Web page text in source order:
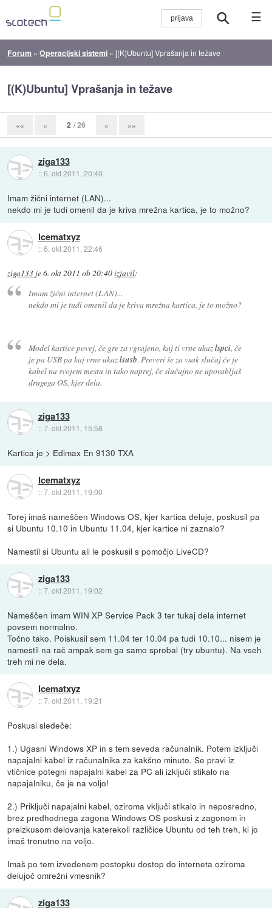
☰
Forum »Operacijski sistemi »[(K)Ubuntu] Vprašanja in težave
[(K)Ubuntu] Vprašanja in težave
«« « 2 / 26 » »»
ziga133
::6. okt 2011, 20:40
Imam žični internet (LAN)...
nekdo mi je tudi omenil da je kriva mrežna kartica, je to možno?
Icematxyz
::6. okt 2011, 22:46
ziga133 je6. okt 2011 ob 20:40izjavil:
Imam žični internet (LAN)...
nekdo mi je tudi omenil da je kriva mrežna kartica, je to možno?
Model kartice povej, če gre za vgrajeno, kaj ti vrne ukazlspci, če
je pa USB pa kaj vrne ukazlsusb. Preveri še za vsak slučaj če je
kabel na svojem mestu in tako naprej, če slučajno ne uporabljaš
drugega OS, kjer dela.
ziga133
::7. okt 2011, 15:58
Kartica je > Edimax En 9130 TXA
Icematxyz
::7. okt 2011, 19:00
Torej imaš nameščen Windows OS, kjer kartica deluje, poskusil pa
si Ubuntu 10.10 in Ubuntu 11.04, kjer kartice ni zaznalo?
Namestil si Ubuntu ali le poskusil s pomočjo LiveCD?
ziga133
::7. okt 2011, 19:02
Nameščen imam WIN XP Service Pack 3 ter tukaj dela internet
povsem normalno.
Točno tako. Poiskusil sem 11.04 ter 10.04 pa tudi 10.10... nisem je
namestil na rač ampak sem ga samo sprobal (try ubuntu). Na vseh
treh mi ne dela.
Icematxyz
::7. okt 2011, 19:21
Poskusi sledeče:
1.) Ugasni Windows XP in s tem seveda računalnik. Potem izključi
napajalni kabel iz računalnika za kakšno minuto. Se pravi iz
vtičnice potegni napajalni kabel za PC ali izključi stikalo na
napajalniku, če je na voljo!
2.) Priključi napajalni kabel, oziroma vključi stikalo in neposredno,
brez predhodnega zagona Windows OS poskusi z zagonom in
preizkusom delovanja katerekoli različice Ubuntu od teh treh, ki jo
imaš trenutno na voljo.
Imaš po tem izvedenem postopku dostop do interneta oziroma
delujoč omrežni vmesnik?
ziga133